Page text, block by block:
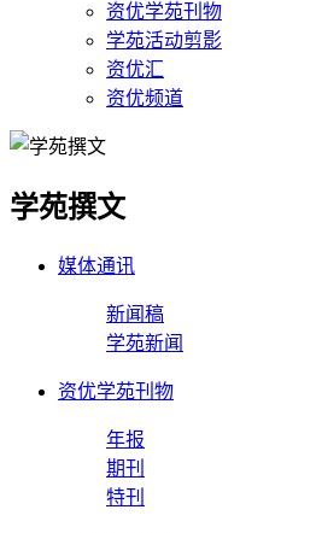
资优学苑刊物
学苑活动剪影
资优汇
资优频道
学苑撰文
媒体通讯
新闻稿
学苑新闻
资优学苑刊物
年报
期刊
特刊